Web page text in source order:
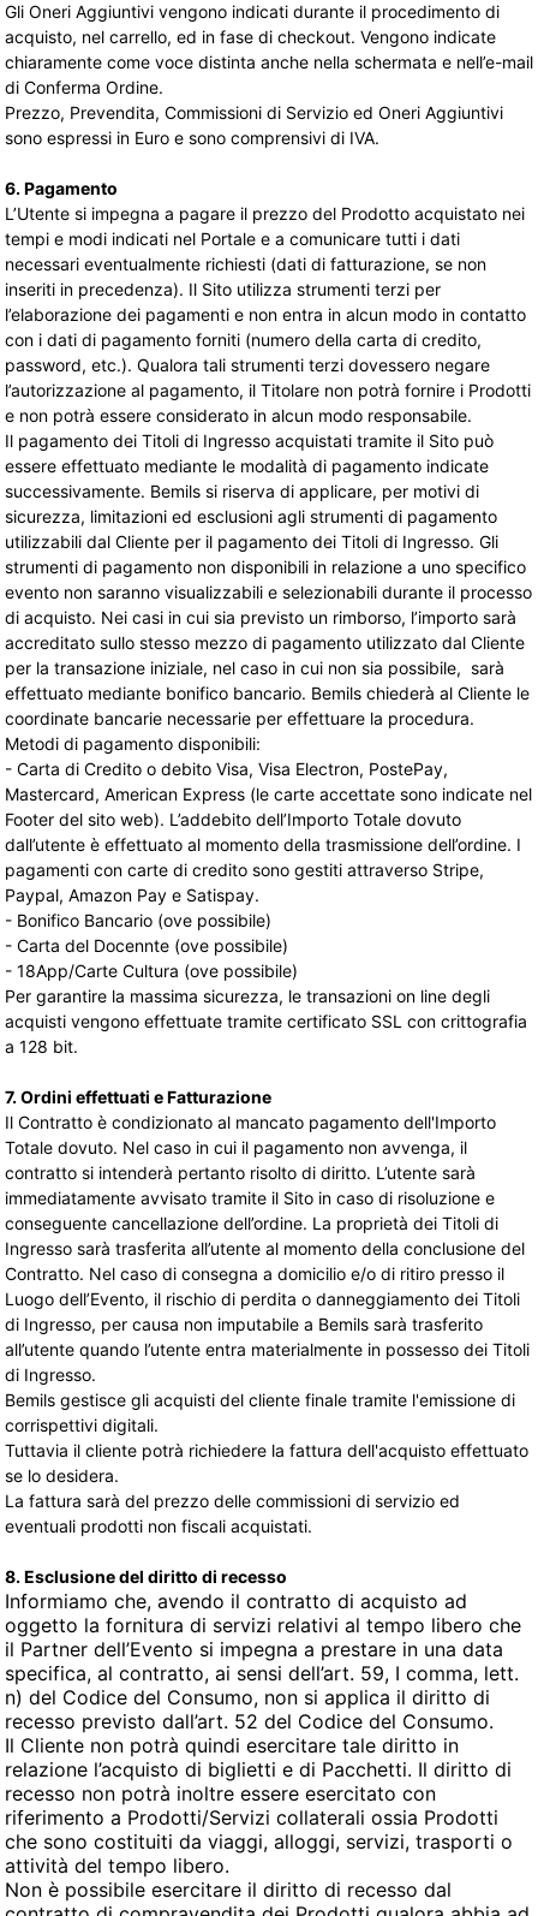
Gli Oneri Aggiuntivi vengono indicati durante il procedimento di
acquisto, nel carrello, ed in fase di checkout. Vengono indicate
chiaramente come voce distinta anche nella schermata e nell’e-mail
di Conferma Ordine.
Prezzo, Prevendita, Commissioni di Servizio ed Oneri Aggiuntivi
sono espressi in Euro e sono comprensivi di IVA.
6. Pagamento
L’Utente si impegna a pagare il prezzo del Prodotto acquistato nei
tempi e modi indicati nel Portale e a comunicare tutti i dati
necessari eventualmente richiesti (dati di fatturazione, se non
inseriti in precedenza). Il Sito utilizza strumenti terzi per
l’elaborazione dei pagamenti e non entra in alcun modo in contatto
con i dati di pagamento forniti (numero della carta di credito,
password, etc.). Qualora tali strumenti terzi dovessero negare
l’autorizzazione al pagamento, il Titolare non potrà fornire i Prodotti
e non potrà essere considerato in alcun modo responsabile.
Il pagamento dei Titoli di Ingresso acquistati tramite il Sito può
essere effettuato mediante le modalità di pagamento indicate
successivamente. Bemils si riserva di applicare, per motivi di
sicurezza, limitazioni ed esclusioni agli strumenti di pagamento
utilizzabili dal Cliente per il pagamento dei Titoli di Ingresso. Gli
strumenti di pagamento non disponibili in relazione a uno specifico
evento non saranno visualizzabili e selezionabili durante il processo
di acquisto. Nei casi in cui sia previsto un rimborso, l’importo sarà
accreditato sullo stesso mezzo di pagamento utilizzato dal Cliente
per la transazione iniziale, nel caso in cui non sia possibile, sarà
effettuato mediante bonifico bancario. Bemils chiederà al Cliente le
coordinate bancarie necessarie per effettuare la procedura.
Metodi di pagamento disponibili:
- Carta di Credito o debito Visa, Visa Electron, PostePay,
Mastercard, American Express (le carte accettate sono indicate nel
Footer del sito web). L’addebito dell’Importo Totale dovuto
dall’utente è effettuato al momento della trasmissione dell’ordine. I
pagamenti con carte di credito sono gestiti attraverso Stripe,
Paypal, Amazon Pay e Satispay.
- Bonifico Bancario (ove possibile)
- Carta del Docennte (ove possibile)
- 18App/Carte Cultura (ove possibile)
Per garantire la massima sicurezza, le transazioni on line degli
acquisti vengono effettuate tramite certificato SSL con crittografia
a 128 bit.
7. Ordini effettuati e Fatturazione
Il Contratto è condizionato al mancato pagamento dell'Importo
Totale dovuto. Nel caso in cui il pagamento non avvenga, il
contratto si intenderà pertanto risolto di diritto. L’utente sarà
immediatamente avvisato tramite il Sito in caso di risoluzione e
conseguente cancellazione dell’ordine. La proprietà dei Titoli di
Ingresso sarà trasferita all’utente al momento della conclusione del
Contratto. Nel caso di consegna a domicilio e/o di ritiro presso il
Luogo dell’Evento, il rischio di perdita o danneggiamento dei Titoli
di Ingresso, per causa non imputabile a Bemils sarà trasferito
all’utente quando l’utente entra materialmente in possesso dei Titoli
di Ingresso.
Bemils gestisce gli acquisti del cliente finale tramite l'emissione di
corrispettivi digitali.
Tuttavia il cliente potrà richiedere la fattura dell'acquisto effettuato
se lo desidera.
La fattura sarà del prezzo delle commissioni di servizio ed
eventuali prodotti non fiscali acquistati.
8. Esclusione del diritto di recesso
Informiamo che, avendo il contratto di acquisto ad
oggetto la fornitura di servizi relativi al tempo libero che
il Partner dell’Evento si impegna a prestare in una data
specifica, al contratto, ai sensi dell’art. 59, I comma, lett.
n) del Codice del Consumo, non si applica il diritto di
recesso previsto dall’art. 52 del Codice del Consumo.
Il Cliente non potrà quindi esercitare tale diritto in
relazione l’acquisto di biglietti e di Pacchetti. Il diritto di
recesso non potrà inoltre essere esercitato con
riferimento a Prodotti/Servizi collaterali ossia Prodotti
che sono costituiti da viaggi, alloggi, servizi, trasporti o
attività del tempo libero.
Non è possibile esercitare il diritto di recesso dal